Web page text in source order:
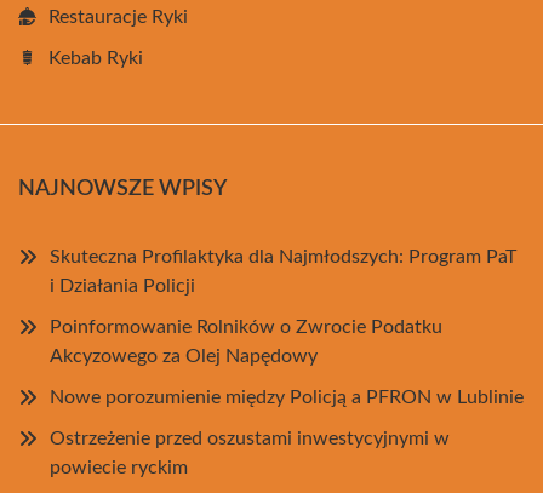
Restauracje Ryki
Kebab Ryki
NAJNOWSZE WPISY
Skuteczna Profilaktyka dla Najmłodszych: Program PaT
i Działania Policji
Poinformowanie Rolników o Zwrocie Podatku
Akcyzowego za Olej Napędowy
Nowe porozumienie między Policją a PFRON w Lublinie
Ostrzeżenie przed oszustami inwestycyjnymi w
powiecie ryckim